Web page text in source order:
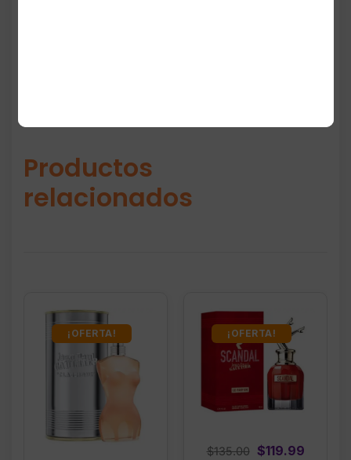
Productos
relacionados
¡OFERTA! ¡OFERTA!
$135.00
Original
$119.99